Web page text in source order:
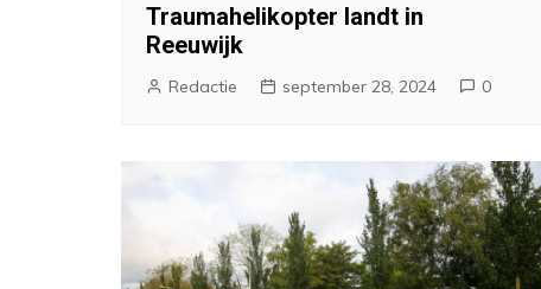
Traumahelikopter landt in
Reeuwijk
Redactie september 28, 2024 0